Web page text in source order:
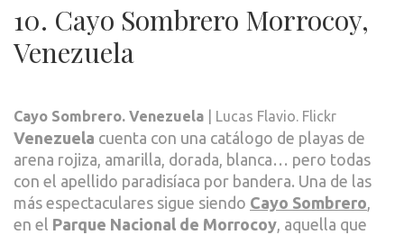
10. Cayo Sombrero Morrocoy,
Venezuela
Cayo Sombrero. Venezuela | Lucas Flavio. Flickr
Venezuela cuenta con una catálogo de playas de
arena rojiza, amarilla, dorada, blanca… pero todas
con el apellido paradisíaca por bandera. Una de las
más espectaculares sigue siendo Cayo Sombrero
en el Parque Nacional de Morrocoy , aquella que